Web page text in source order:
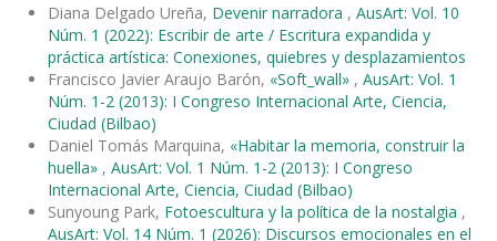
Diana Delgado Ureña, Devenir narradora , AusArt: Vol. 10
Núm. 1 (2022): Escribir de arte / Escritura expandida y
práctica artística: Conexiones, quiebres y desplazamientos
Francisco Javier Araujo Barón, «Soft_wall» , AusArt: Vol. 1
Núm. 1-2 (2013): I Congreso Internacional Arte, Ciencia,
Ciudad (Bilbao)
Daniel Tomás Marquina, «Habitar la memoria, construir la
huella» , AusArt: Vol. 1 Núm. 1-2 (2013): I Congreso
Internacional Arte, Ciencia, Ciudad (Bilbao)
Sunyoung Park, Fotoescultura y la política de la nostalgia ,
AusArt: Vol. 14 Núm. 1 (2026): Discursos emocionales en el